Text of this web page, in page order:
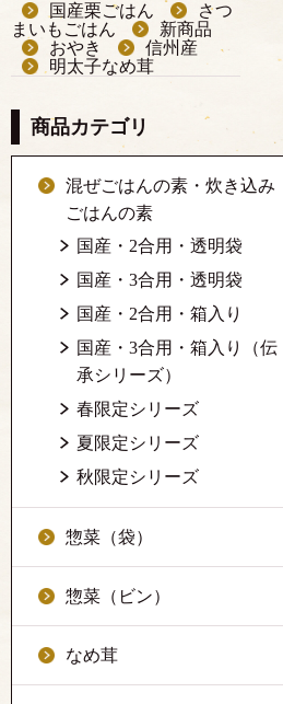
国産栗ごはん
さつ
まいもごはん
新商品
おやき
信州産
明太子なめ茸
商品カテゴリ
混ぜごはんの素・炊き込み
ごはんの素
国産・2合用・透明袋
国産・3合用・透明袋
国産・2合用・箱入り
国産・3合用・箱入り（伝
承シリーズ）
春限定シリーズ
夏限定シリーズ
秋限定シリーズ
惣菜（袋）
惣菜（ビン）
なめ茸